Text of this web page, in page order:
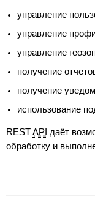
управление
управление
управление
получение
получение
использование
RESTAPI даёт
обработку и